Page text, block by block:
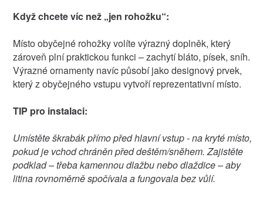
Když chcete víc než „jen rohožku“:
Místo obyčejné rohožky volíte výrazný doplněk, který
zároveň plní praktickou funkci – zachytí bláto, písek, sníh.
Výrazné ornamenty navíc působí jako designový prvek,
který z obyčejného vstupu vytvoří reprezentativní místo.
TIP pro instalaci:
Umístěte škrabák přímo před hlavní vstup - na kryté místo,
pokud je vchod chráněn před deštěm/snĕhem. Zajistěte
podklad – třeba kamennou dlažbu nebo dlaždice – aby
litina rovnoměrně spočívala a fungovala bez vůlí.